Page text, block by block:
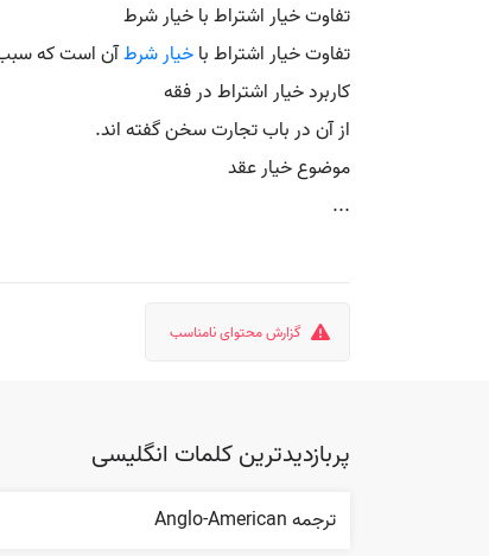
تفاوت خیار اشتراط با خیار شرط
تفاوت خیار اشتراط باخیار شرطآن است که سبب
کاربرد خیار اشتراط در فقه
از آن در باب تجارت سخن گفته اند.
موضوع خیار عقد
...
گزارش محتوای نامناسب
پربازدیدترین کلمات انگلیسی
ترجمه Anglo-American